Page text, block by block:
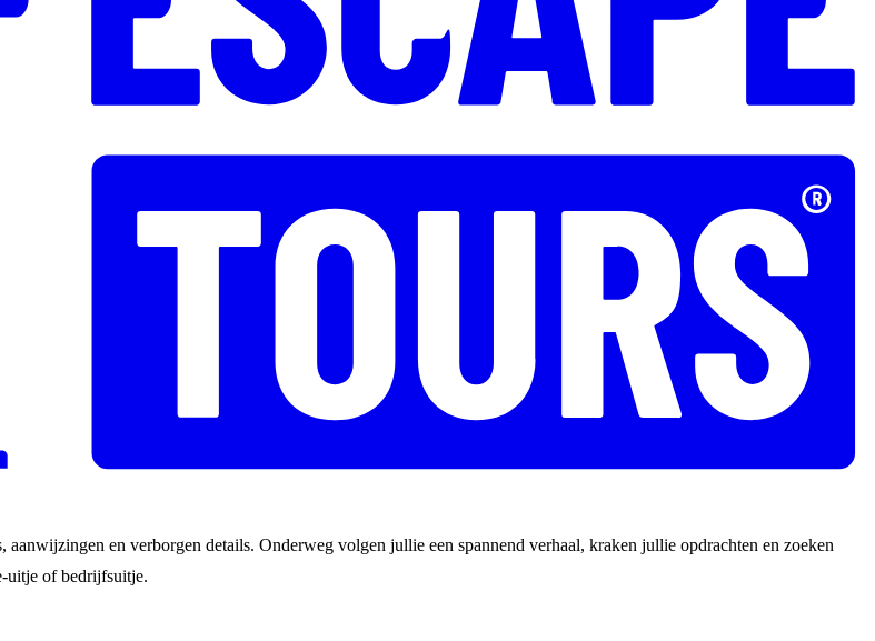
en verborgen details. Onderweg volgen jullie een spannend verhaal, kraken jullie opdrachten en zoeken
uitje of bedrijfsuitje.